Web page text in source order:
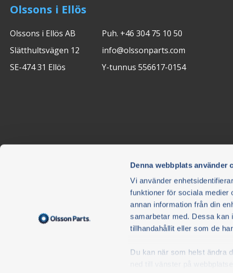
Denna webbplats använder
Vi använder
funktioner för sociala medier
annan information från din
samarbetar med. Dessa kan
tillhandahållit eller som de
Du kan när som helst ändra
Olssons i Ellös
Olssons i Ellös AB
Slätthultsvägen 12
SE-474 31 Ellös
Puh. +46 304 75 10 50
info@olssonparts.com
Y-tunnus 556617-0154
Älä jää paitsi - tilaa uutiskirjeemme. Uutiskirje on maksuton
voit peruuttaa tilauksen milloin tahansa.
Hyväksyn ja hyväksyn täten Olsson i Ellös AB/Olsson